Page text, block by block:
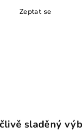
Zeptat se
sladěný